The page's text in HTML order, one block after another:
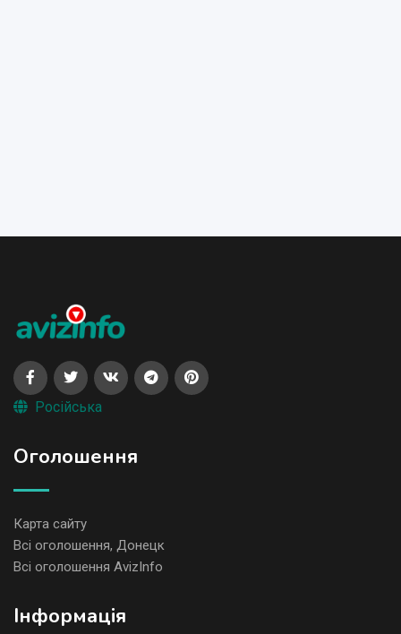
Російська
Оголошення
Карта сайту
Всі оголошення, Донецк
Всі оголошення AvizInfo
Iнформація